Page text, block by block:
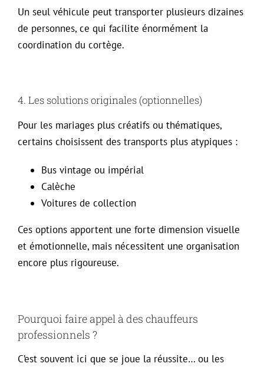
Un seul véhicule peut transporter plusieurs dizaines
de personnes, ce qui facilite énormément la
coordination du cortège.
4. Les solutions originales (optionnelles)
Pour les mariages plus créatifs ou thématiques,
certains choisissent des transports plus atypiques :
Bus vintage ou impérial
Calèche
Voitures de collection
Ces options apportent une forte dimension visuelle
et émotionnelle, mais nécessitent une organisation
encore plus rigoureuse.
Pourquoi faire appel à des chauffeurs
professionnels ?
C’est souvent ici que se joue la réussite… ou les